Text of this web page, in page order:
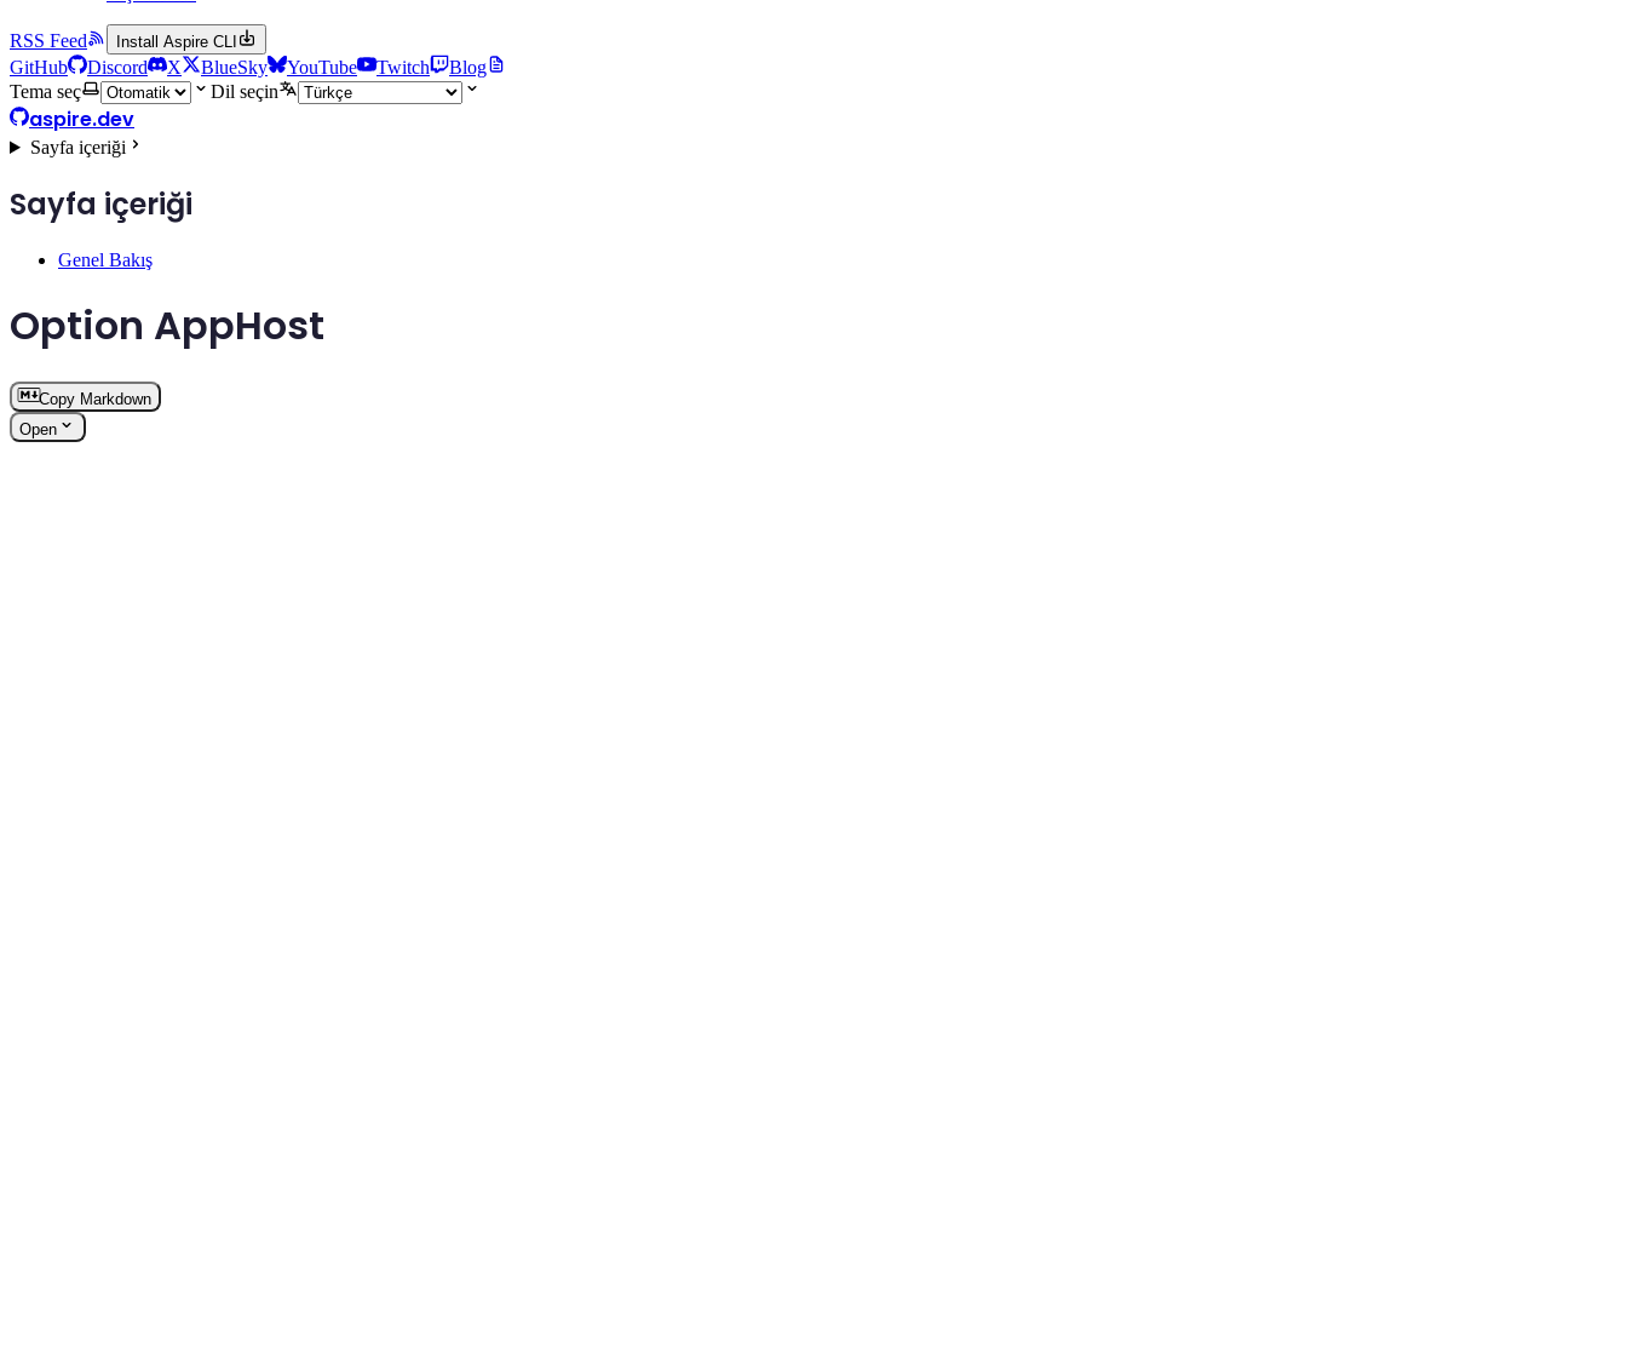
RSS Feed Install Aspire CLI
GitHub Discord X BlueSky YouTube Twitch
Blog
Tema seç
Dil seçin
aspire.dev
Sayfa içeriği
Sayfa içeriği
Genel Bakış
Option AppHost
Copy Markdown
Open